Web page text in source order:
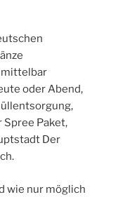
oder Abend,
Paket,
Der
wie nur möglich